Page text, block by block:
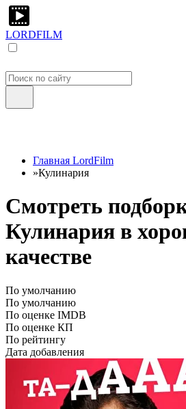
LORDFILM
Главная LordFilm
»Кулинария
Смотреть
Кулинария в
качестве
По умолчанию
По умолчанию
По оценке IMDB
По оценке КП
По рейтингу
Дата добавления